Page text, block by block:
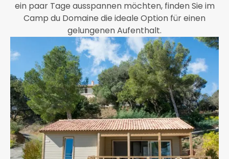
ein paar Tage ausspannen möchten, finden Sie im
Camp du Domaine die ideale Option für einen
gelungenen Aufenthalt.